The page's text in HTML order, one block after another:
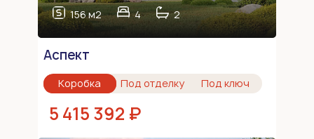
156 м2 4 2
Аспект
Коробка Под отделку Под ключ
5 415 392 ₽